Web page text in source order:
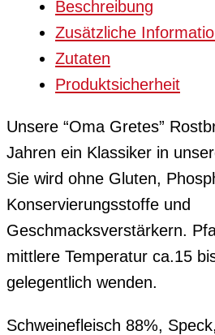
Beschreibung
Zusätzliche
Zutaten
Produktsicherheit
Unsere “Oma Gretes”
Jahren ein Klassiker in
Sie wird ohne Gluten,
Konservierungsstoffe und
Geschmacksverstärkern.
mittlere Temperatur ca.15
gelegentlich wenden.
Schweinefleisch 88%,